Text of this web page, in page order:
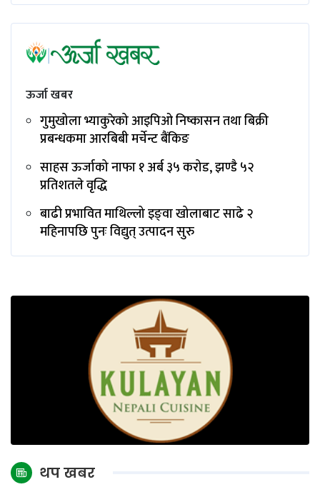
ऊर्जा खबर
गुमुखोला भ्याकुरेको आइपिओ निष्कासन तथा बिक्री
प्रबन्धकमा आरबिबी मर्चेन्ट बैंकिङ
साहस ऊर्जाको नाफा १ अर्ब ३५ करोड, झण्डै ५२
प्रतिशतले वृद्धि
बाढी प्रभावित माथिल्लो इङ्‌वा खोलाबाट साढे २
महिनापछि पुनः विद्युत् उत्पादन सुरु
थप खबर